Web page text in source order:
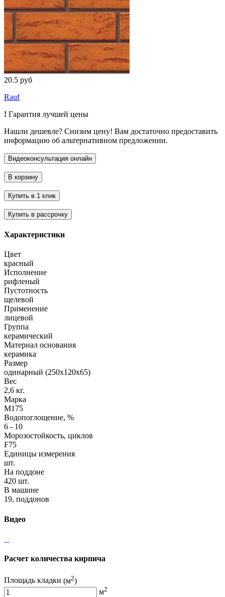
20.5 руб
Rauf
! Гарантия лучшей цены
Нашли дешевле? Снизим цену! Вам достаточно предоставить
информацию об альтернативном предложении.
Характеристики
Цвет
красный
Исполнение
рифленый
Пустотность
щелевой
Применение
лицевой
Группа
керамический
Материал основания
керамика
Размер
одинарный (250х120х65)
Вес
2,6 кг.
Марка
М175
Водопоглощение, %
6 - 10
Морозостойкость, циклов
F75
Единицы измерения
шт.
На поддоне
420 шт.
В машине
19, поддонов
Видео
Расчет количества кирпича
Площадь кладки (м2)
м2